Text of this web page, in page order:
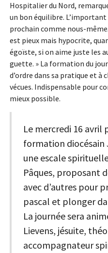
Hospitalier du Nord,
un bon équilibre.
prochain comme nous-
est pieux mais hypocrite,
égoïste, si on aime juste les
guette. » La formation du
d’ordre dans sa pratique et
vécues. Indispensable pour
mieux possible.
Le mercredi 16 avril
formation diocésain
une escale
Pâques, proposant
avec d’autres pour
pascal et plonger
La journée sera
Lievens, jésuite,
accompagnateur